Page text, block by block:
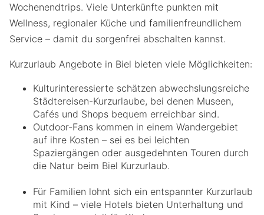
Wochenendtrips. Viele Unterkünfte punkten mit
Wellness, regionaler Küche und familienfreundlichem
Service – damit du sorgenfrei abschalten kannst.
Kurzurlaub Angebote in Biel bieten viele Möglichkeiten:
Kulturinteressierte schätzen abwechslungsreiche
Städtereisen-Kurzurlaube, bei denen Museen,
Cafés und Shops bequem erreichbar sind.
Outdoor-Fans kommen in einem Wandergebiet
auf ihre Kosten – sei es bei leichten
Spaziergängen oder ausgedehnten Touren durch
die Natur beim Biel Kurzurlaub.
Für Familien lohnt sich ein entspannter Kurzurlaub
mit Kind – viele Hotels bieten Unterhaltung und